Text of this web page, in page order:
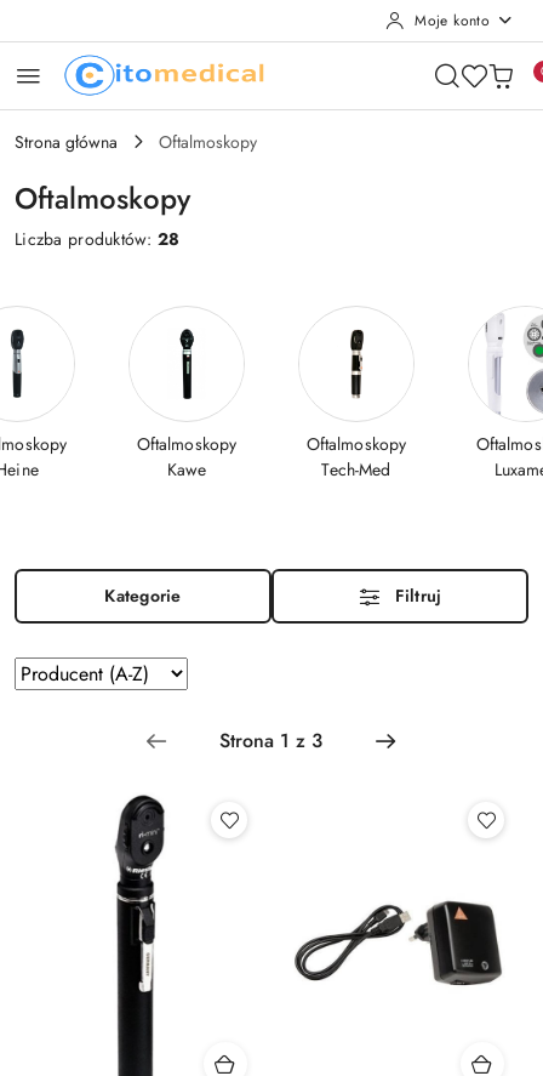
Moje konto
Strona główna Oftalmoskopy
Oftalmoskopy
Liczba produktów:28
Oftalmoskopy
Kawe
Oftalmoskopy
Tech-Med
Kategorie Filtruj
Zastosowano
sortowanie:
Sortuj
według